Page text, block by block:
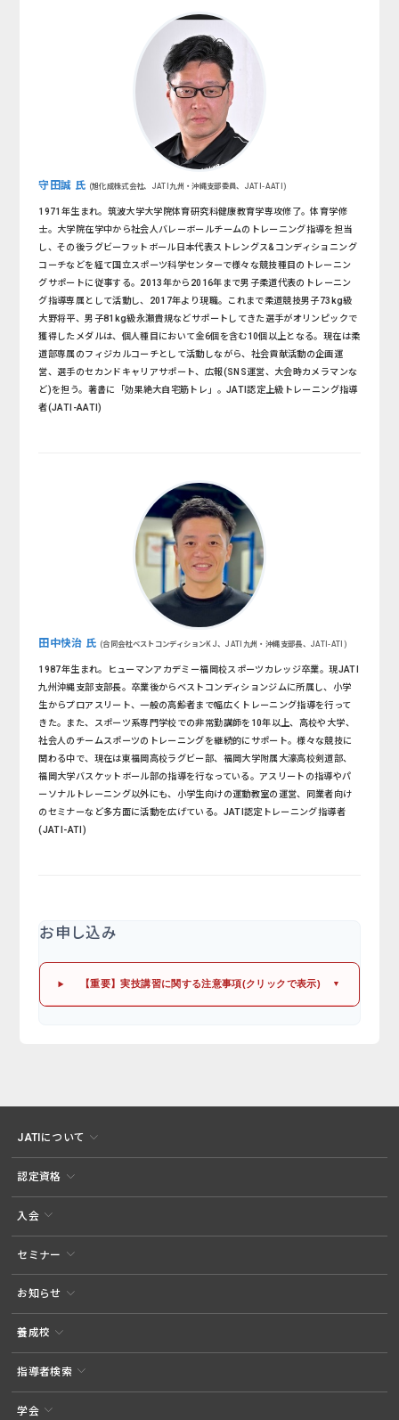
守田誠 氏 (旭化成株式会社、JATI九州・沖縄支部委員、JATI-AATI)
1971年生まれ。筑波大学大学院体育研究科健康教育学専攻修了。体育学修
士。大学院在学中から社会人バレーボールチームのトレーニング指導を担当
し、その後ラグビーフットボール日本代表ストレングス&コンディショニング
コーチなどを経て国立スポーツ科学センターで様々な競技種目のトレーニン
グサポートに従事する。2013年から2016年まで男子柔道代表のトレーニン
グ指導専属として活動し、2017年より現職。これまで柔道競技男子73kg級
大野将平、男子81kg級永瀬貴規などサポートしてきた選手がオリンピックで
獲得したメダルは、個人種目において金6個を含む10個以上となる。現在は柔
道部専属のフィジカルコーチとして活動しながら、社会貢献活動の企画運
営、選手のセカンドキャリアサポート、広報(SNS運営、大会時カメラマンな
ど)を担う。著書に「効果絶大自宅筋トレ」。JATI認定上級トレーニング指導
者(JATI-AATI)
田中快治 氏 (合同会社ベストコンディションKJ、JATI九州・沖縄支部長、JATI-ATI)
1987年生まれ。ヒューマンアカデミー福岡校スポーツカレッジ卒業。現JATI
九州沖縄支部支部長。卒業後からベストコンディションジムに所属し、小学
生からプロアスリート、一般の高齢者まで幅広くトレーニング指導を行って
きた。また、スポーツ系専門学校での非常勤講師を10年以上、高校や大学、
社会人のチームスポーツのトレーニングを継続的にサポート。様々な競技に
関わる中で、現在は東福岡高校ラグビー部、福岡大学附属大濠高校剣道部、
福岡大学バスケットボール部の指導を行なっている。アスリートの指導やパ
ーソナルトレーニング以外にも、小学生向けの運動教室の運営、同業者向け
のセミナーなど多方面に活動を広げている。JATI認定トレーニング指導者
(JATI-ATI)
お申し込み
【重要】実技講習に関する注意事項(クリックで表示) ▼
JATIについて
認定資格
入会
セミナー
お知らせ
養成校
指導者検索
学会